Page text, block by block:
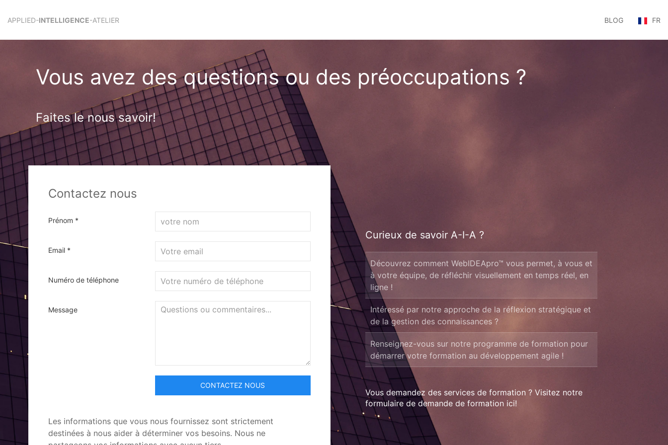
APPLIED-INTELLIGENCE-ATELIER BLOG FR
Vous avez des questions ou des préoccupations ?
Faites le nous savoir!
Contactez nous
Prénom *
Email *
Numéro de téléphone
Message
CONTACTEZ NOUS
Les informations que vous nous fournissez sont strictement
destinées à nous aider à déterminer vos besoins. Nous ne
Curieux de savoir A-I-A ?
Découvrez comment WebIDEApro™ vous permet, à vous et
à votre équipe, de réfléchir visuellement en temps réel, en
ligne !
Intéressé par notre approche de la réflexion stratégique et
de la gestion des connaissances ?
Renseignez-vous sur notre programme de formation pour
démarrer votre formation au développement agile !
Vous demandez des services de formation ? Visitez notre
formulaire de demande de formation ici!